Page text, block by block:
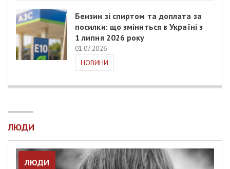
Бензин зі спиртом та доплата за
посилки: що зміниться в Україні з
1 липня 2026 року
01.07.2026
НОВИНИ
ЛЮДИ
ЛЮДИ